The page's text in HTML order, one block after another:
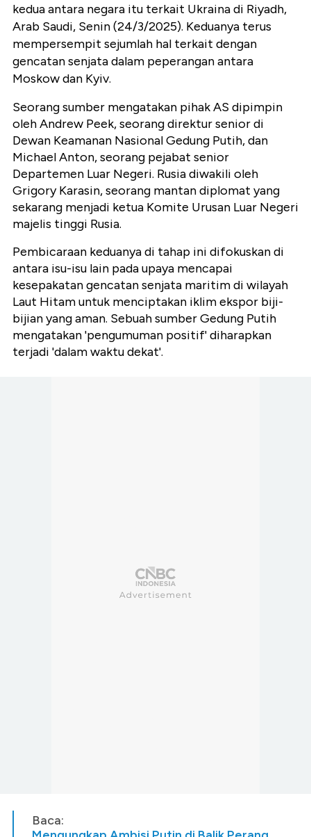
kedua antara negara itu terkait Ukraina di Riyadh,
Arab Saudi, Senin (24/3/2025). Keduanya terus
mempersempit sejumlah hal terkait dengan
gencatan senjata dalam peperangan antara
Moskow dan Kyiv.
Seorang sumber mengatakan pihak AS dipimpin
oleh Andrew Peek, seorang direktur senior di
Dewan Keamanan Nasional Gedung Putih, dan
Michael Anton, seorang pejabat senior
Departemen Luar Negeri. Rusia diwakili oleh
Grigory Karasin, seorang mantan diplomat yang
sekarang menjadi ketua Komite Urusan Luar Negeri
majelis tinggi Rusia.
Pembicaraan keduanya di tahap ini difokuskan di
antara isu-isu lain pada upaya mencapai
kesepakatan gencatan senjata maritim di wilayah
Laut Hitam untuk menciptakan iklim ekspor biji-
bijian yang aman. Sebuah sumber Gedung Putih
mengatakan 'pengumuman positif' diharapkan
terjadi 'dalam waktu dekat'.
Baca: